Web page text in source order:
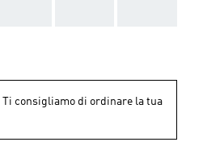
Ti consigliamo di ordinare la tua